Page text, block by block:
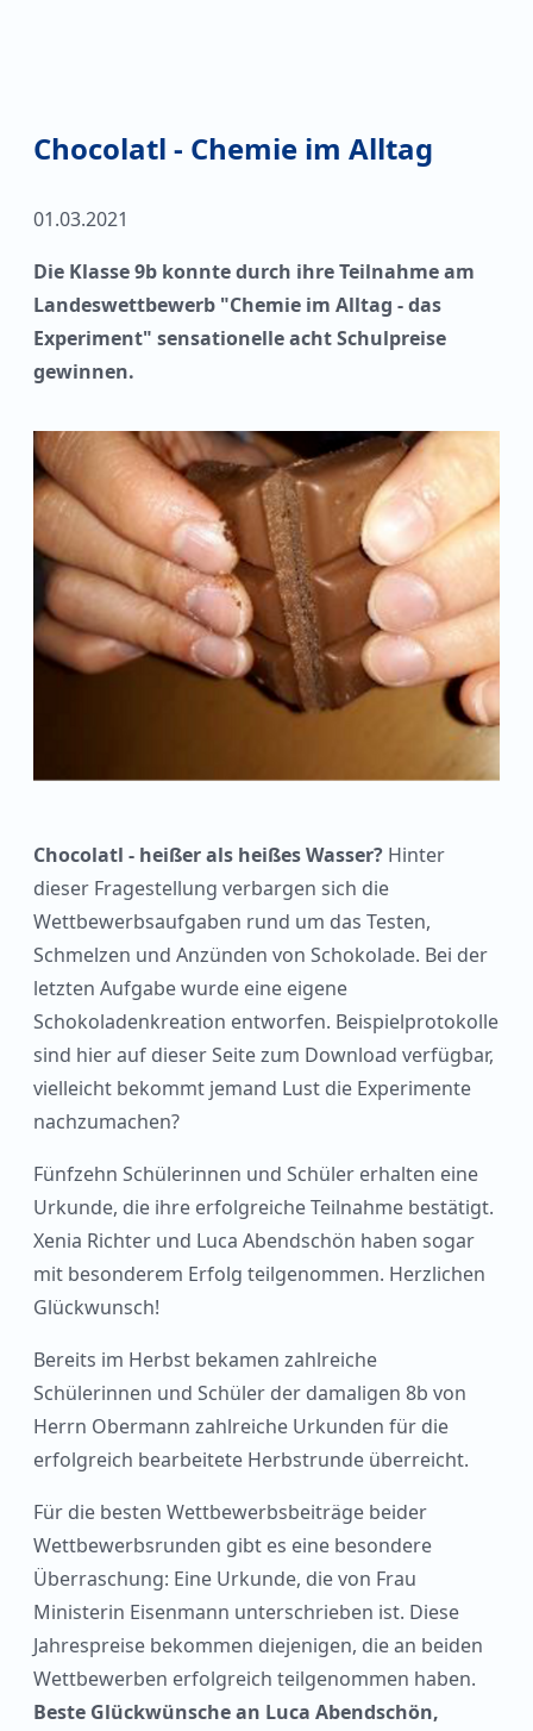
Chocolatl - Chemie im Alltag
01.03.2021
Die Klasse 9b konnte durch ihre Teilnahme am
Landeswettbewerb "Chemie im Alltag - das
Experiment" sensationelle acht Schulpreise
gewinnen.
Chocolatl - heißer als heißes Wasser? Hinter
dieser Fragestellung verbargen sich die
Wettbewerbsaufgaben rund um das Testen,
Schmelzen und Anzünden von Schokolade. Bei der
letzten Aufgabe wurde eine eigene
Schokoladenkreation entworfen. Beispielprotokolle
sind hier auf dieser Seite zum Download verfügbar,
vielleicht bekommt jemand Lust die Experimente
nachzumachen?
Fünfzehn Schülerinnen und Schüler erhalten eine
Urkunde, die ihre erfolgreiche Teilnahme bestätigt.
Xenia Richter und Luca Abendschön haben sogar
mit besonderem Erfolg teilgenommen. Herzlichen
Glückwunsch!
Bereits im Herbst bekamen zahlreiche
Schülerinnen und Schüler der damaligen 8b von
Herrn Obermann zahlreiche Urkunden für die
erfolgreich bearbeitete Herbstrunde überreicht.
Für die besten Wettbewerbsbeiträge beider
Wettbewerbsrunden gibt es eine besondere
Überraschung: Eine Urkunde, die von Frau
Ministerin Eisenmann unterschrieben ist. Diese
Jahrespreise bekommen diejenigen, die an beiden
Wettbewerben erfolgreich teilgenommen haben.
Beste Glückwünsche an Luca Abendschön,